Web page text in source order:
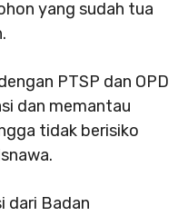
yang sudah tua
PTSP dan OPD
dan memantau
tidak berisiko
dari Badan